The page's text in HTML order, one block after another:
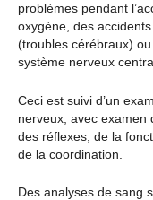
problèmes pendant
oxygène, des
(troubles cérébraux)
système nerveux
Ceci est suivi d’un
nerveux, avec examen
des réflexes, de la
de la coordination.
Des analyses de sang